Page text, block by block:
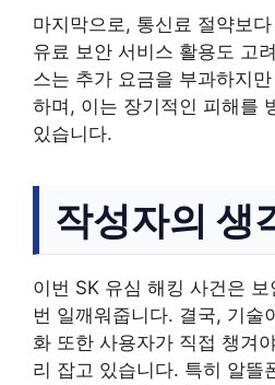
마지막으로, 통신료 절약보
유료 보안 서비스 활용도 고
스는 추가 요금을 부과하지
하며, 이는 장기적인 피해를
있습니다.
작성자의 생
이번 SK 유심 해킹 사건은
번 일깨워줍니다. 결국, 기술
화 또한 사용자가 직접 챙겨
리 잡고 있습니다. 특히 알뜰